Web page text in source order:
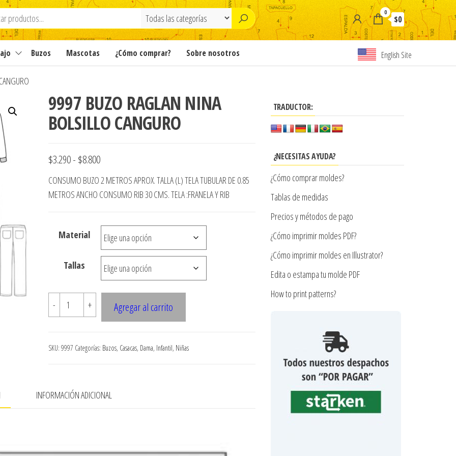
0
$0
Buzos Mascotas ¿Cómo comprar? Sobre nosotros English Site
9997 BUZO RAGLAN NINA
BOLSILLO CANGURO
$3.290- $8.800Rango
de
precios:
$3.290
hasta
$8.800
CONSUMO BUZO 2 METROS APROX. TALLA (L) TELA TUBULAR DE 0.85
METROS ANCHO CONSUMO RIB 30 CMS. TELA :FRANELA Y RIB
Material
Tallas
-
9997
BUZO
NINA
BOLSILLO
+ Agregar al carrito
SKU: 9997 Categorías: Buzos, Casacas, Dama, Infantil, Niñas
INFORMACIÓN ADICIONAL
TRADUCTOR:
¿NECESITAS AYUDA?
¿Cómo comprar moldes?
Tablas de medidas
Precios y métodos de pago
¿Cómo imprimir moldes PDF?
¿Cómo imprimir moldes en Illustrator?
Edita o estampa tu molde PDF
How to print patterns?